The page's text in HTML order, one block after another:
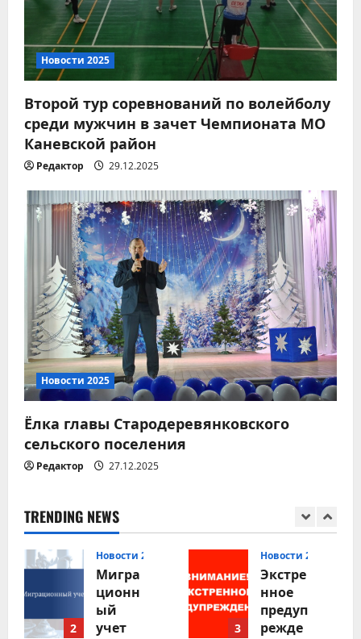
Новости 2025
Второй тур соревнований по волейболу
среди мужчин в зачет Чемпионата МО
Каневской район
Редактор 29.12.2025
Новости 2025
Ёлка главы Стародеревянковского
сельского поселения
Редактор 27.12.2025
TRENDING NEWS
Новости 2026
Мигра
ционн
учет
Экстре
нное
предуп